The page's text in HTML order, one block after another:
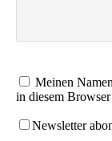
Meinen
in diesem
Newsletter